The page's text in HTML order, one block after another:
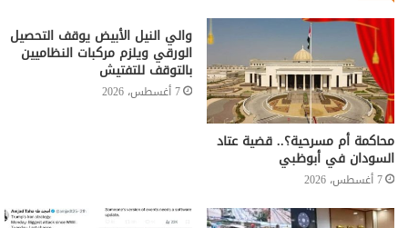
محاكمة أم مسرحية؟.. قضية عتاد
السودان في أبوظبي
7 أغسطس، 2026
والي النيل الأبيض يوقف التحصيل
الورقي ويلزم مركبات النظاميين
بالتوقف للتفتيش
7 أغسطس، 2026